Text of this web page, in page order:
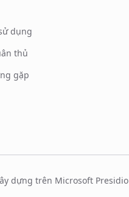
dụng
thủ
gặp
dựng trên Microsoft Presidio